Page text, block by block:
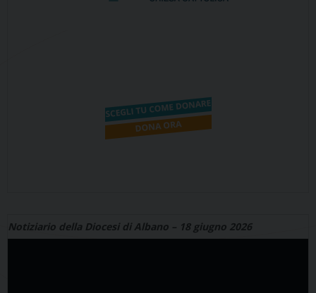
Notiziario della Diocesi di Albano – 18 giugno 2026